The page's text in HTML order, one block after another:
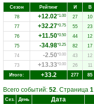
Сезон Рейтинг И В
78
+12.02*1.00 27 10
77
+32.27*0.75 55 23
76
+11.50*0.50 44 12
75
-34.98*0.25 82 17
74
-2.50*0.00 43 12
73
+13.33*0.00 26 11
Итого:
+33.2 277 85
Всего событий: 52. Страница 1
Сез. День Дата